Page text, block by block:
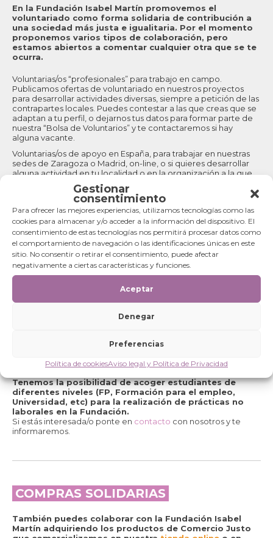
Gestionar
consentimiento
Para ofrecer las mejores experiencias, utilizamos tecnologías como las
cookies para almacenar y/o acceder a la información del dispositivo. El
consentimiento de estas tecnologías nos permitirá procesar datos como
el comportamiento de navegación o las identificaciones únicas en este
sitio. No consentir o retirar el consentimiento, puede afectar
negativamente a ciertas características y funciones.
Aceptar
Denegar
Preferencias
Política de cookiesAviso legal y Política de Privacidad
Código postal*
País*
DNI/NIE/Otros
He leído y aceptoPolítica de privacidad
En la Fundación Isabel Martín promovemos el
voluntariado como forma solidaria de contribución a
una sociedad más justa e igualitaria. Por el momento
proponemos varios tipos de colaboración, pero
estamos abiertos a comentar cualquier otra que se te
ocurra.
Voluntarias/os “profesionales” para trabajo en campo.
Publicamos ofertas de voluntariado en nuestros proyectos
para desarrollar actividades diversas, siempre a petición de las
contrapartes locales. Puedes contestar a las que creas que se
adaptan a tu perfil, o dejarnos tus datos para formar parte de
nuestra “Bolsa de Voluntarios” y te contactaremos si hay
alguna vacante.
Voluntarias/os de apoyo en España, para trabajar en nuestras
sedes de Zaragoza o Madrid, on-line, o si quieres desarrollar
alguna actividad en tu localidad o en la organización a la que
perteneces (exposiciones de arte tribal, mercadillos solidarios,
sensibilización...)
Formación, sensibilización y Campos de Solidaridad. Estamos
preparando programas para voluntarias/os que quieran viajar a
los proyectos para tomar conciencia de las condiciones de
vida de los más desfavorecidos del mundo. Mantente al tanto
porque próximamente desarrollaremos este apartado.
Visitas a los proyectos. En la mayoría de nuestros proyectos, las
contrapartes están encantadas de recibir visitantes.
Tenemos la posibilidad de acoger estudiantes de
diferentes niveles (FP, Formación para el empleo,
Universidad, etc) para la realización de prácticas no
laborales en la Fundación.
Si estás interesada/o ponte en contacto con nosotros y te
informaremos.
COMPRAS SOLIDARIAS
También puedes colaborar con la Fundación Isabel
Martín adquiriendo los productos de Comercio Justo